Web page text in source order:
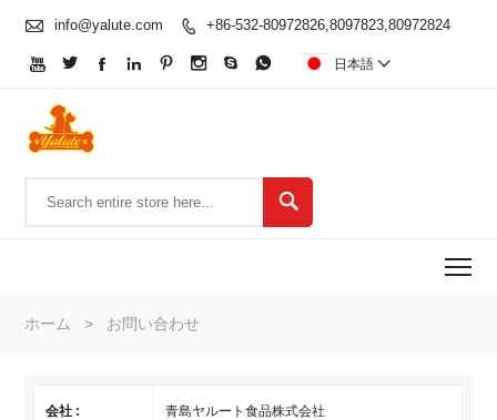
 info@yalute.com  +86-532-80972826,8097823,80972824
        日本語 

ホーム > お問い合わせ
会社 : 青島ヤルート食品株式会社